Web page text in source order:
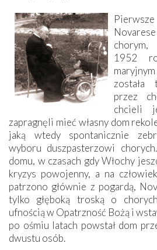
1952
została
przez
chcieli
zapragnęli mieć własny dom
jaką wtedy spontanicznie
wyboru duszpasterzowi
domu, w czasach gdy Włochy
kryzys powojenny, a na
patrzono głównie z pogardą,
tylko głęboką troską o
ufnością w Opatrzność Bożą i
po ośmiu latach powstał dom
dwustu osób.